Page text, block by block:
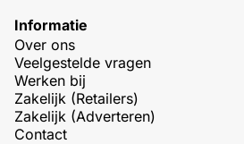
Informatie
Over ons
Veelgestelde vragen
Werken bij
Zakelijk (Retailers)
Zakelijk (Adverteren)
Contact